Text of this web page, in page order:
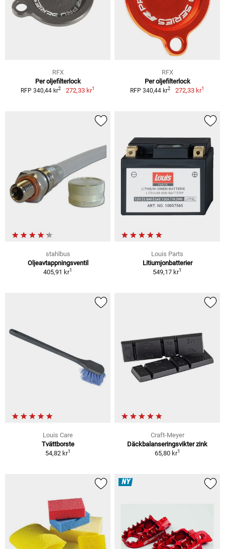
RFX
Per oljefilterlock
RFP 340,44 kr2 272,33 kr1
RFX
Per oljefilterlock
RFP 340,44 kr2 272,33 kr1
stahlbus
Oljeavtappningsventil
405,91 kr1
Louis Parts
Litiumjonbatterier
549,17 kr1
Louis Care
Tvättborste
54,82 kr1
Craft-Meyer
Däckbalanseringsvikter zink
65,80 kr1
NY